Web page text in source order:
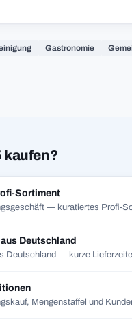
Gastronomie
kaufen?
Sortiment
— kuratiertes Profi-
Deutschland
Deutschland — kurze
Mengenstaffel und